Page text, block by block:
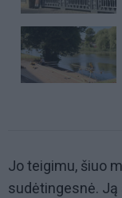
Jo teigimu, šiuo
sudėtingesnė. Ją